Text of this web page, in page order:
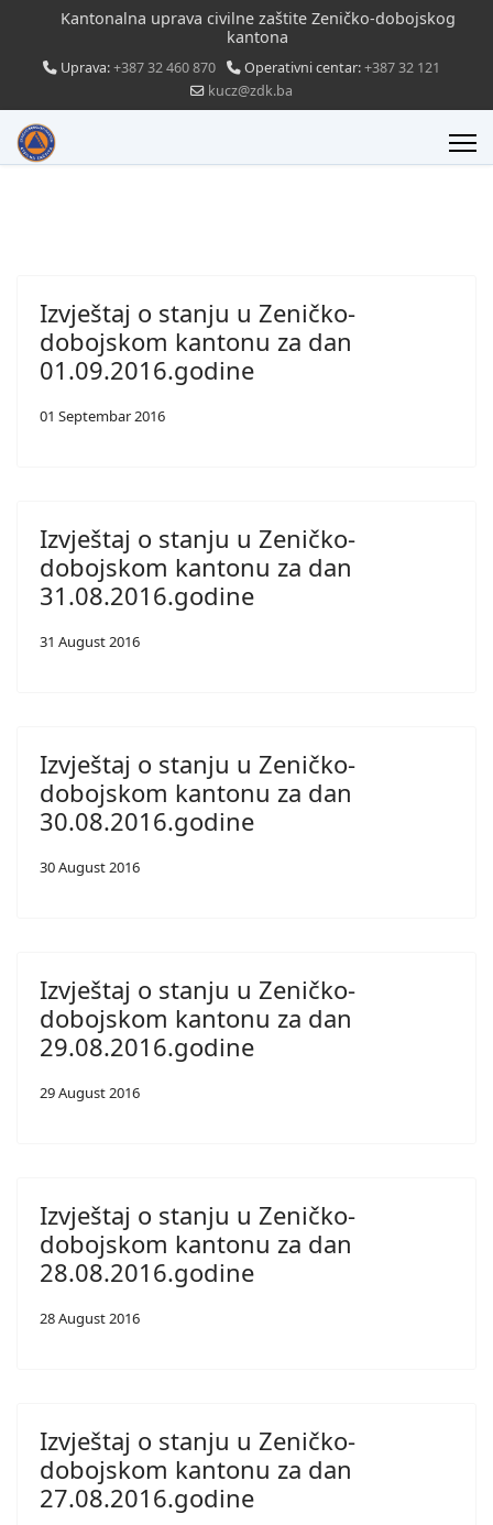
Kantonalna uprava civilne zaštite Zeničko-dobojskog
kantona
Uprava:+387 32 460 870 Operativni centar:+387 32 121
kucz@zdk.ba
Izvještaj o stanju u Zeničko-
dobojskom kantonu za dan
01.09.2016.godine
01 Septembar 2016
Izvještaj o stanju u Zeničko-
dobojskom kantonu za dan
31.08.2016.godine
31 August 2016
Izvještaj o stanju u Zeničko-
dobojskom kantonu za dan
30.08.2016.godine
30 August 2016
Izvještaj o stanju u Zeničko-
dobojskom kantonu za dan
29.08.2016.godine
29 August 2016
Izvještaj o stanju u Zeničko-
dobojskom kantonu za dan
28.08.2016.godine
28 August 2016
Izvještaj o stanju u Zeničko-
dobojskom kantonu za dan
27.08.2016.godine